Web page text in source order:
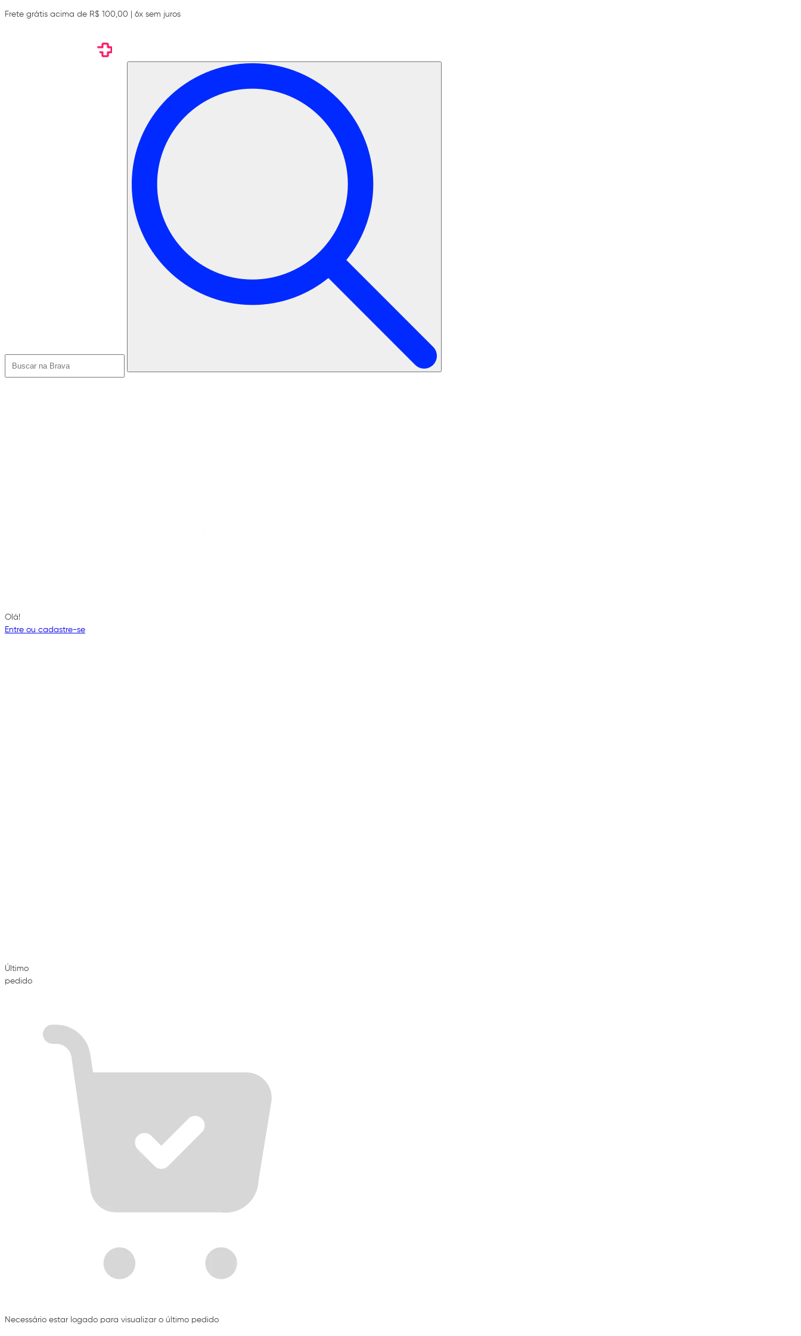
Frete grátis acima de R$ 100,00 | 6x sem juros
Olá!
Entre ou cadastre-se
Último
pedido
Necessário estar logado para visualizar o último pedido